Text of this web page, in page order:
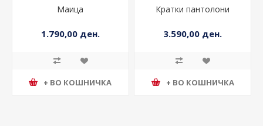
Маица
1.790,00 ден.
+ ВО КОШНИЧКА
Кратки пантолони
3.590,00 ден.
+ ВО КОШНИЧКА